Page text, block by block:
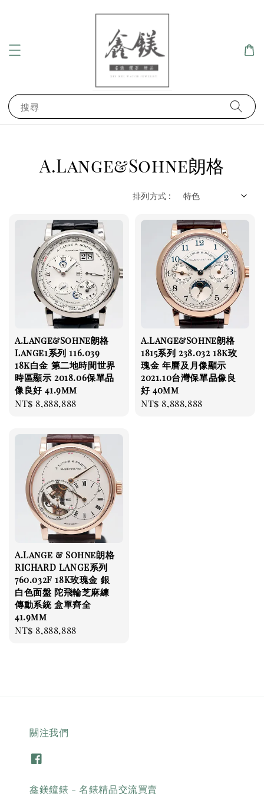
搜尋
A.Lange&Sohne朗格
排列方式 :
A.Lange&Sohne朗格
Lange1系列 116.039
18k白金 第二地時間世界
時區顯示 2018.06保單品
像良好 41.9mm
Regular
NT$ 8,888,888
A.Lange&Sohne朗格
1815系列 238.032 18k玫
瑰金 年曆及月像顯示
2021.10台灣保單品像良
好 40mm
Regular
NT$ 8,888,888
A.Lange & Sohne朗格
RICHARD LANGE系列
760.032F 18K玫瑰金 銀
白色面盤 陀飛輪芝麻練
傳動系統 盒單齊全
41.9mm
Regular
NT$ 8,888,888
關注我們
鑫鎂鐘錶 - 名錶精品交流買賣